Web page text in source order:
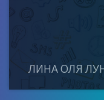
ЛИНА ОЛЯ